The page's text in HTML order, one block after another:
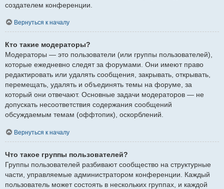
создателем конференции.
Вернуться к началу
Кто такие модераторы?
Модераторы — это пользователи (или группы пользователей),
которые ежедневно следят за форумами. Они имеют право
редактировать или удалять сообщения, закрывать, открывать,
перемещать, удалять и объединять темы на форуме, за
который они отвечают. Основные задачи модераторов — не
допускать несоответствия содержания сообщений
обсуждаемым темам (оффтопик), оскорблений.
Вернуться к началу
Что такое группы пользователей?
Группы пользователей разбивают сообщество на структурные
части, управляемые администратором конференции. Каждый
пользователь может состоять в нескольких группах, и каждой